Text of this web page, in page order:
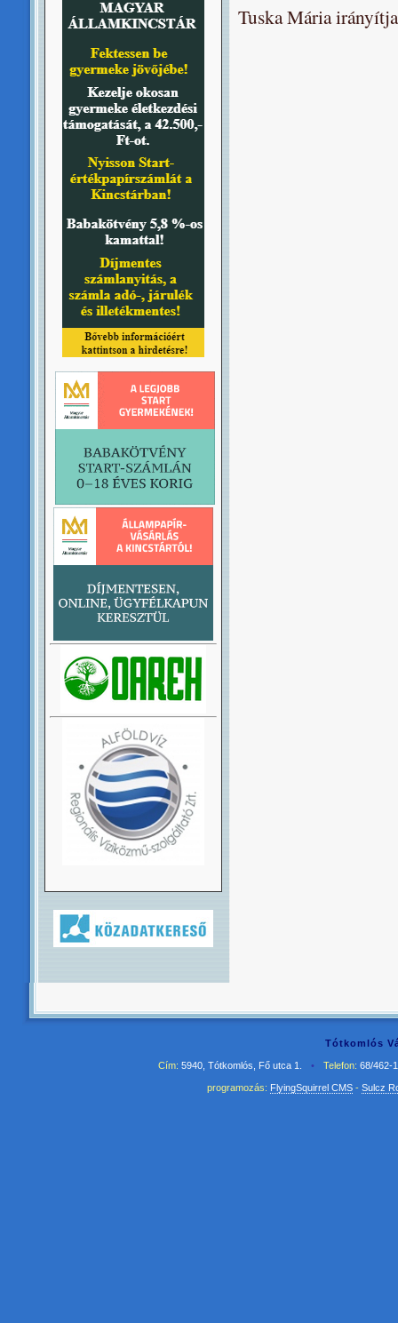
Tuska Mária
Tótkomlós
Cím: 5940, Tótkomlós, Fő utca 1. • Telefon: 68/462-
programozás: FlyingSquirrel CMS- Sulcz